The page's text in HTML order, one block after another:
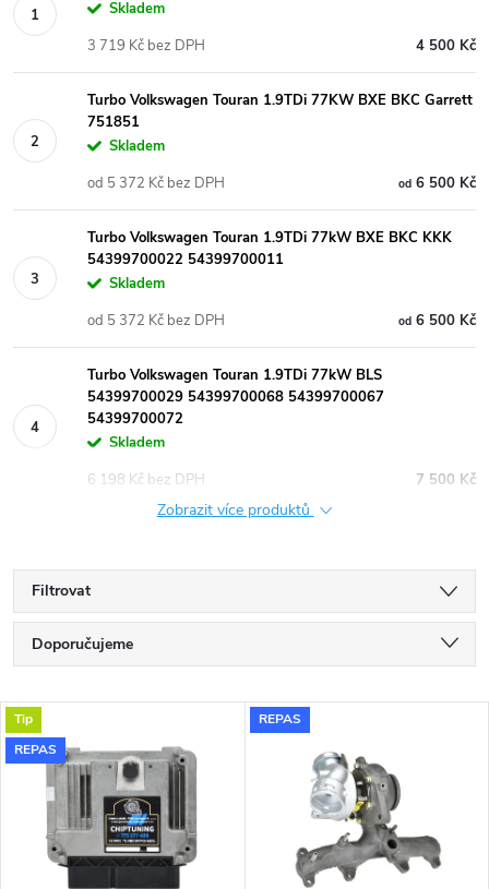
Skladem
4 500 Kč
3 719 Kč bez DPH
Turbo Volkswagen Touran 1.9TDi 77KW BXE BKC Garrett
751851
Skladem
od6 500 Kč
od 5 372 Kč bez DPH
Turbo Volkswagen Touran 1.9TDi 77kW BXE BKC KKK
54399700022 54399700011
Skladem
od6 500 Kč
od 5 372 Kč bez DPH
Turbo Volkswagen Touran 1.9TDi 77kW BLS
54399700029 54399700068 54399700067
54399700072
Skladem
7 500 Kč
6 198 Kč bez DPH
Zobrazit více produktů
Filtrovat
Ř
a
z
Doporučujeme
Nejdražší
Nejprodávanější
Abecedně
V
ý
Tip
REPAS
REPAS